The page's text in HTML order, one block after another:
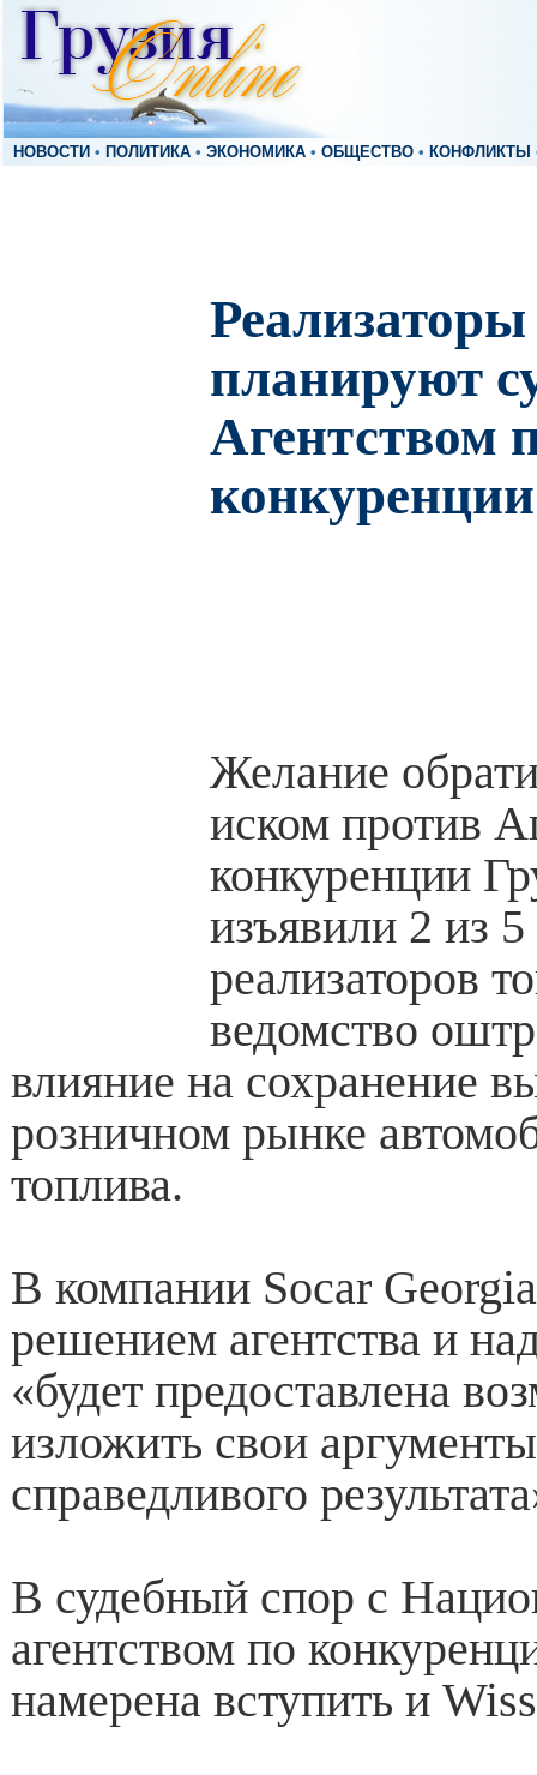
НОВОСТИ • ПОЛИТИКА • ЭКОНОМИКА • ОБЩЕСТВО • КОНФЛИКТЫ
планируют
Агентством
Желание
иском против
конкуренции
изъявили 2 из
реализаторов
ведомство
влияние на сохранение
розничном рынке
топлива.
В компании Socar
решением агентства и
«будет предоставлена
изложить свои
справедливого
В судебный спор с
агентством по
намерена вступить и